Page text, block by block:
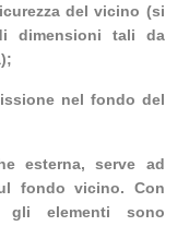
del vicino (si
dimensioni tali da
nel fondo del
esterna, serve ad
fondo vicino. Con
gli elementi sono